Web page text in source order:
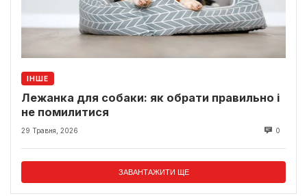
ІНШЕ
Лежанка для собаки: як обрати правильно і
не помилитися
29 Травня, 2026 0
ЗАВАНТАЖИТИ ЩЕ